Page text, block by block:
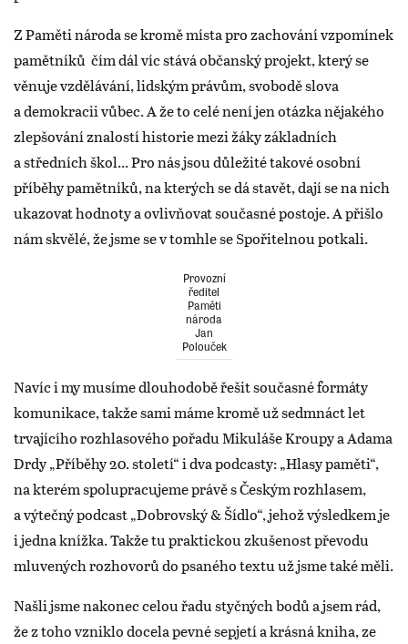
Z Paměti národa se kromě místa pro zachování vzpomínek
pamětníků čím dál víc stává občanský projekt, který se
věnuje vzdělávání, lidským právům, svobodě slova
a demokracii vůbec. A že to celé není jen otázka nějakého
zlepšování znalostí historie mezi žáky základních
a středních škol... Pro nás jsou důležité takové osobní
příběhy pamětníků, na kterých se dá stavět, dají se na nich
ukazovat hodnoty a ovlivňovat současné postoje. A přišlo
nám skvělé, že jsme se v tomhle se Spořitelnou potkali.
Provozní
ředitel
Paměti
národa
Jan
Polouček
Navíc i my musíme dlouhodobě řešit současné formáty
komunikace, takže sami máme kromě už sedmnáct let
trvajícího rozhlasového pořadu Mikuláše Kroupy a Adama
Drdy „Příběhy 20. století“ i dva podcasty: „Hlasy paměti“,
na kterém spolupracujeme právě s Českým rozhlasem,
a výtečný podcast „Dobrovský & Šídlo“, jehož výsledkem je
i jedna knížka. Takže tu praktickou zkušenost převodu
mluvených rozhovorů do psaného textu už jsme také měli.
Našli jsme nakonec celou řadu styčných bodů a jsem rád,
že z toho vzniklo docela pevné sepjetí a krásná kniha, ze